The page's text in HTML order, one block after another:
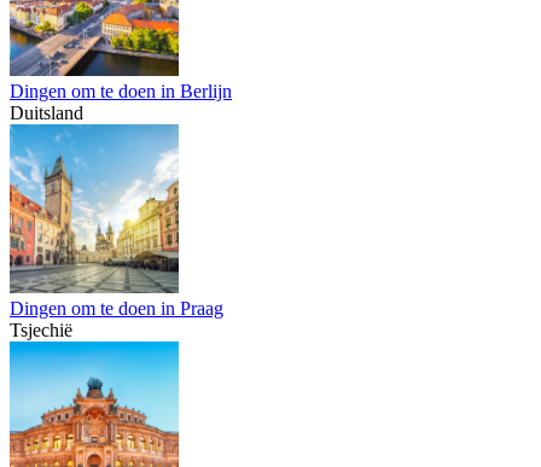
Dingen om te doen in Berlijn
Duitsland
Dingen om te doen in Praag
Tsjechië